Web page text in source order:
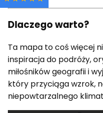
Dlaczego warto?
Ta mapa to coś więcej
inspiracja do podróży,
miłośników geografii i
który przyciąga wzrok,
niepowtarzalnego